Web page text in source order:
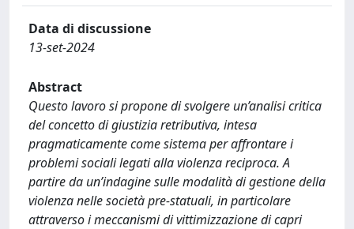
Data di discussione
13-set-2024
Abstract
Questo lavoro si propone di svolgere un’analisi critica
del concetto di giustizia retributiva, intesa
pragmaticamente come sistema per affrontare i
problemi sociali legati alla violenza reciproca. A
partire da un’indagine sulle modalità di gestione della
violenza nelle società pre-statuali, in particolare
attraverso i meccanismi di vittimizzazione di capri